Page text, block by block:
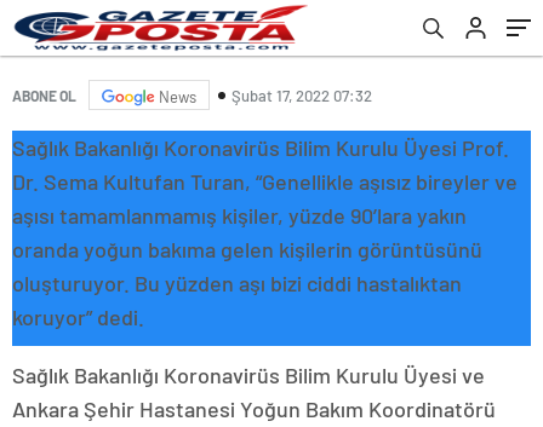
ABONE OL News Şubat 17, 2022 07:32
Sağlık Bakanlığı Koronavirüs Bilim Kurulu Üyesi Prof.
Dr. Sema Kultufan Turan, “Genellikle aşısız bireyler ve
aşısı tamamlanmamış kişiler, yüzde 90’lara yakın
oranda yoğun bakıma gelen kişilerin görüntüsünü
oluşturuyor. Bu yüzden aşı bizi ciddi hastalıktan
koruyor” dedi.
Sağlık Bakanlığı Koronavirüs Bilim Kurulu Üyesi ve
Ankara Şehir Hastanesi Yoğun Bakım Koordinatörü